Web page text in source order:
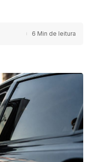
6 Min de leitura